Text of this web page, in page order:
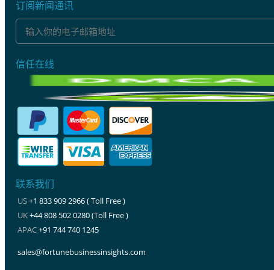
订阅新闻通讯
信任在线
联系我们
US+1 833 909 2966 ( Toll Free )
UK+44 808 502 0280 (Toll Free )
APAC+91 744 740 1245
sales@fortunebusinessinsights.com